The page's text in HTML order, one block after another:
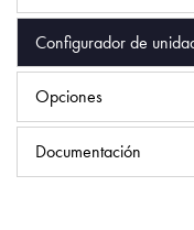
Configurador de
Opciones
Documentación